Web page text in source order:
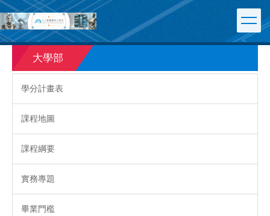
跳
到
主
要
容
大學部
學分計畫表
課程地圖
課程綱要
實務專題
畢業門檻